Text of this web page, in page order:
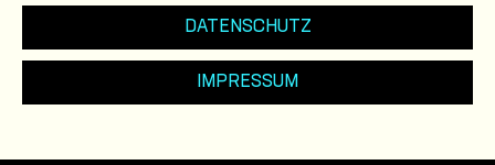
DATENSCHUTZ
IMPRESSUM